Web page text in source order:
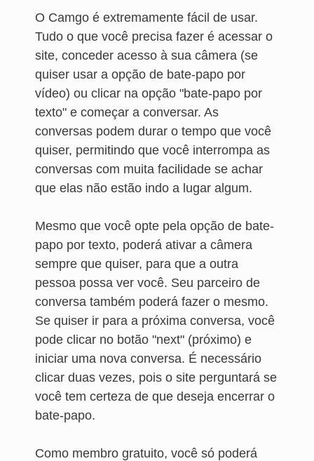
O Camgo é extremamente fácil de usar.
Tudo o que você precisa fazer é acessar o
site, conceder acesso à sua câmera (se
quiser usar a opção de bate-papo por
vídeo) ou clicar na opção "bate-papo por
texto" e começar a conversar. As
conversas podem durar o tempo que você
quiser, permitindo que você interrompa as
conversas com muita facilidade se achar
que elas não estão indo a lugar algum.
Mesmo que você opte pela opção de bate-
papo por texto, poderá ativar a câmera
sempre que quiser, para que a outra
pessoa possa ver você. Seu parceiro de
conversa também poderá fazer o mesmo.
Se quiser ir para a próxima conversa, você
pode clicar no botão "next" (próximo) e
iniciar uma nova conversa. É necessário
clicar duas vezes, pois o site perguntará se
você tem certeza de que deseja encerrar o
bate-papo.
Como membro gratuito, você só poderá